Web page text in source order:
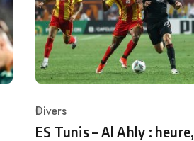
Category
Divers
ES Tunis – Al Ahly : heure,